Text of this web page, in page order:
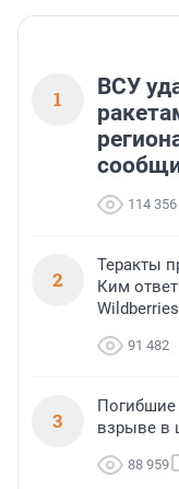
1
ВСУ
114 356
2
Теракты
Ким
Wildberries
91 482
3
Погибшие
взрыве в
88 959